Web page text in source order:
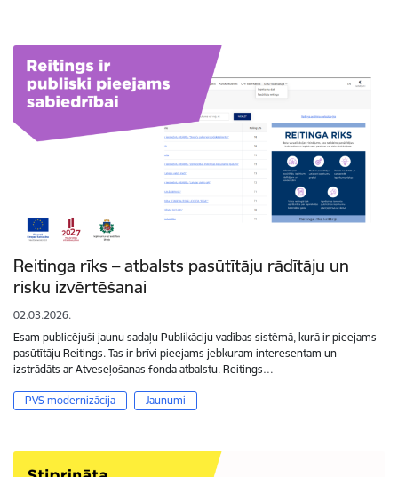
Reitinga rīks – atbalsts pasūtītāju rādītāju un
risku izvērtēšanai
02.03.2026.
Esam publicējuši jaunu sadaļu Publikāciju vadības sistēmā, kurā ir pieejams
pasūtītāju Reitings. Tas ir brīvi pieejams jebkuram interesentam un
izstrādāts ar Atveseļošanas fonda atbalstu. Reitings…
PVS modernizācija Jaunumi